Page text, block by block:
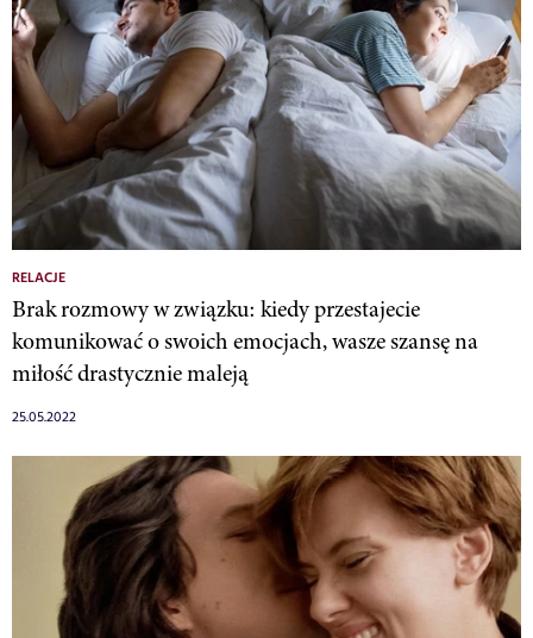
RELACJE
Brak rozmowy w związku: kiedy przestajecie
komunikować o swoich emocjach, wasze szansę na
miłość drastycznie maleją
25.05.2022